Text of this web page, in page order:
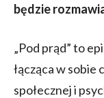
będzie
„Pod prąd” to
łącząca w
społecznej i